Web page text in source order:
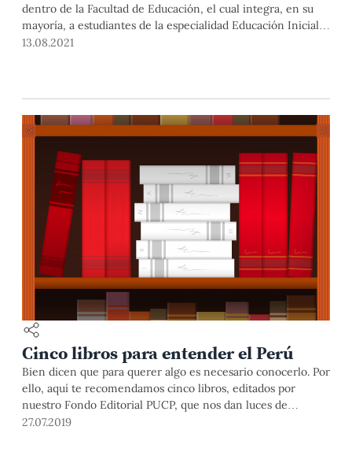
dentro de la Facultad de Educación, el cual integra, en su
mayoría, a estudiantes de la especialidad Educación Inicial,
quienes apuestan por la mejora y el desarrollo de este nivel
13.08.2021
Cinco libros para entender el Perú
Bien dicen que para querer algo es necesario conocerlo. Por
ello, aquí te recomendamos cinco libros, editados por
nuestro Fondo Editorial PUCP, que nos dan luces de
diversos momentos de la historia del Perú. Y es que conocer
27.07.2019